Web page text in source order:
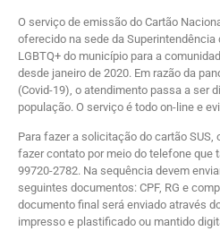
O serviço de emissão do Cartão
oferecido na sede da Superintendência
LGBTQ+ do município para a
desde janeiro de 2020. Em razão da
(Covid-19), o atendimento passa a ser
população. O serviço é todo on-line e
Para fazer a solicitação do cartão
fazer contato por meio do telefone que
99720-2782. Na sequência devem
seguintes documentos: CPF, RG e
documento final será enviado através
impresso e plastificado ou mantido